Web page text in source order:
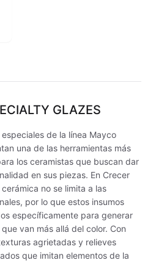
Satinados
de chapa
(1150º - 1200º)
(1230ºC - 1270ºC)
GLAZES
de la línea Mayco
una de las herramientas más
los ceramistas que buscan dar
en sus piezas. En Crecer
no se limita a las
por lo que estos insumos
específicamente para generar
van más allá del color. Con
agrietadas y relieves
que imitan elementos de la